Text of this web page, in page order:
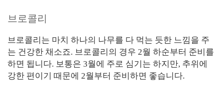
브로콜리
브로콜리는 마치 하나의 나무를 다 먹는 듯한 느낌을 주
는 건강한 채소죠. 브로콜리의 경우 2월 하순부터 준비를
하면 됩니다. 보통은 3월에 주로 심기는 하지만, 추위에
강한 편이기 때문에 2월부터 준비하면 좋습니다.